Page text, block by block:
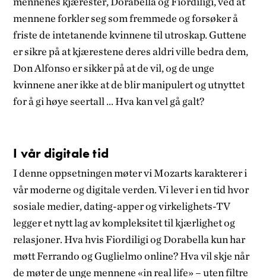
mennene forkler seg som fremmede og forsøker å
friste de intetanende kvinnene til utroskap. Guttene
er sikre på at kjærestene deres aldri ville bedra dem,
Don Alfonso er sikker på at de vil, og de unge
kvinnene aner ikke at de blir manipulert og utnyttet
for å gi høye seertall … Hva kan vel gå galt?
I vår digitale tid
I denne oppsetningen møter vi Mozarts karakterer i
vår moderne og digitale verden. Vi lever i en tid hvor
sosiale medier, dating-apper og virkelighets-TV
legger et nytt lag av kompleksitet til kjærlighet og
relasjoner. Hva hvis Fiordiligi og Dorabella kun har
møtt Ferrando og Guglielmo online? Hva vil skje når
de møter de unge mennene «in real life» – uten filtre